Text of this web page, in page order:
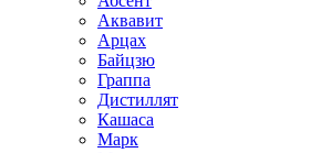
Аквавит
Арцах
Байцзю
Граппа
Дистиллят
Кашаса
Марк